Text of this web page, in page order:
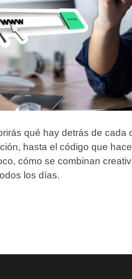
qué hay detrás de cada
hasta el código que
cómo se combinan
los días.